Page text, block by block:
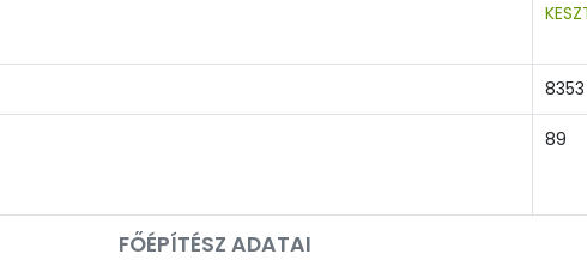
8353
89
FŐÉPÍTÉSZ ADATAI